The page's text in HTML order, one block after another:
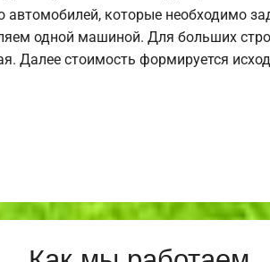
автомобилей, которые необходимо
одной машиной. Для больших
Далее стоимость формируется